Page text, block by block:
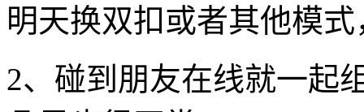
明天换双扣或者其他模
2、碰到朋友在线就一起